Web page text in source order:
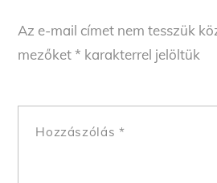
Az e-mail címet nem tesszük
mezőket* karakterrel jelöltük
Hozzászólás *